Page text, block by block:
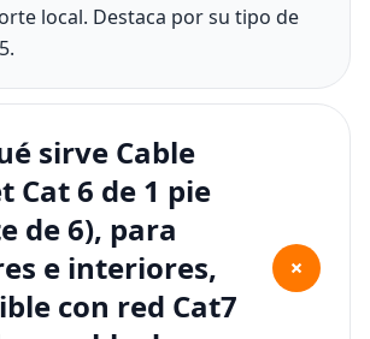
local. Destaca por su tipo de
sirve Cable
Cat 6 de 1 pie
de 6), para
e interiores,
con red Cat7
+